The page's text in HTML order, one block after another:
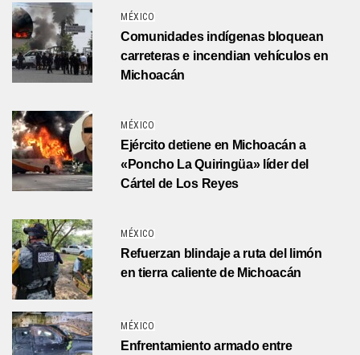
MÉXICO
Comunidades indígenas bloquean
carreteras e incendian vehículos en
Michoacán
MÉXICO
Ejército detiene en Michoacán a
«Poncho La Quiringüa» líder del
Cártel de Los Reyes
MÉXICO
Refuerzan blindaje a ruta del limón
en tierra caliente de Michoacán
MÉXICO
Enfrentamiento armado entre